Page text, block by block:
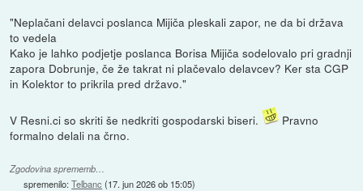
"Neplačani delavci poslanca Mijiča pleskali zapor, ne da bi država
to vedela
Kako je lahko podjetje poslanca Borisa Mijiča sodelovalo pri gradnji
zapora Dobrunje, če že takrat ni plačevalo delavcev? Ker sta CGP
in Kolektor to prikrila pred državo."
V Resni.ci so skriti še nedkriti gospodarski biseri.
Pravno
formalno delali na črno.
Zgodovina sprememb…
spremenilo:Telbanc (17. jun 2026 ob 15:05)